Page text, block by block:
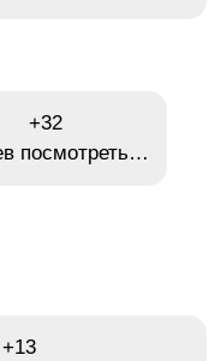
+32
посмотреть…
+13